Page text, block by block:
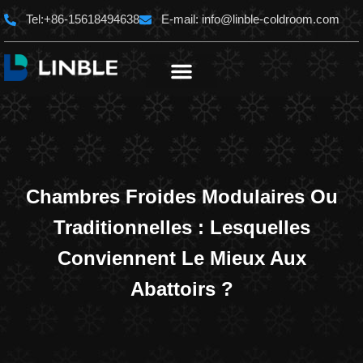
Aller
au
contenu
Tel:+86-15618494638 E-mail: info@linble-coldroom.com
Chambres Froides Modulaires Ou
Traditionnelles : Lesquelles
Conviennent Le Mieux Aux
Abattoirs ?